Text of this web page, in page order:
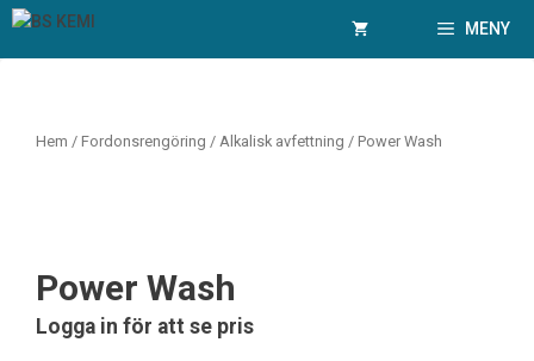
Hoppa
innehåll
MENY
Hem / Fordonsrengöring / Alkalisk avfettning / Power Wash
Power Wash
Logga in för att se pris